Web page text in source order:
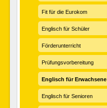
Fit für die Eurokom
Englisch für Schüler
Förderunterricht
Prüfungsvorbereitung
Englisch für Erwachsene
Englisch für Senioren